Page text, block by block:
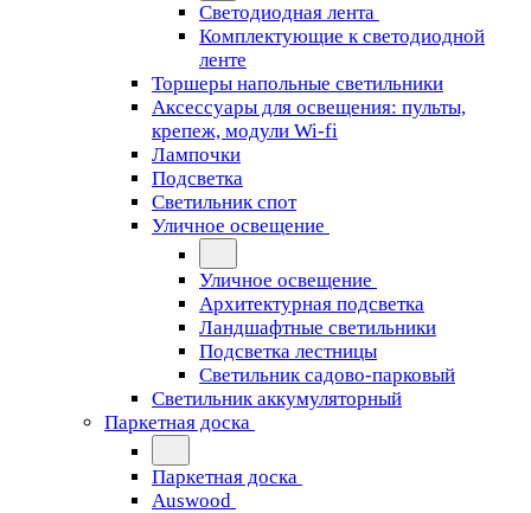
Светодиодная лента
Комплектующие к светодиодной
ленте
Торшеры напольные светильники
Аксессуары для освещения: пульты,
крепеж, модули Wi-fi
Лампочки
Подсветка
Светильник спот
Уличное освещение
Уличное освещение
Архитектурная подсветка
Ландшафтные светильники
Подсветка лестницы
Светильник садово-парковый
Светильник аккумуляторный
Паркетная доска
Паркетная доска
Auswood